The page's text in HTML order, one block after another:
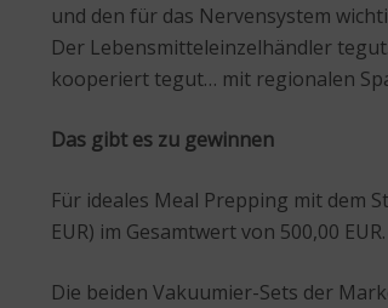
und den für das Nervensystem
Der Lebensmitteleinzelhändler
kooperiert tegut… mit regionalen
Das gibt es zu gewinnen
Für ideales Meal Prepping mit dem
EUR) im Gesamtwert von 500,00 EUR.
Die beiden Vakuumier-Sets der